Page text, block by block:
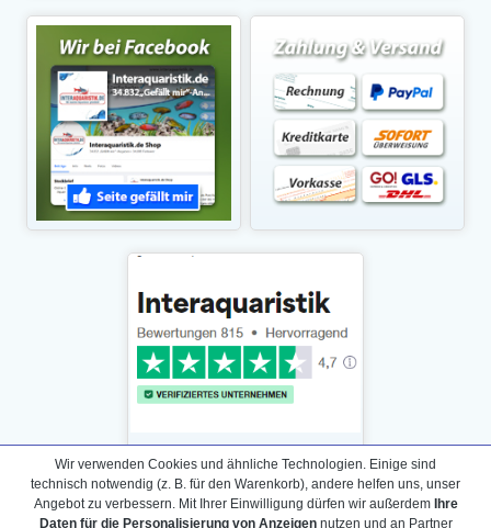
Wir verwenden Cookies und ähnliche Technologien. Einige sind
technisch notwendig (z. B. für den Warenkorb), andere helfen uns, unser
Angebot zu verbessern. Mit Ihrer Einwilligung dürfen wir außerdem Ihre
Daten für die Personalisierung von Anzeigennutzen und an Partner